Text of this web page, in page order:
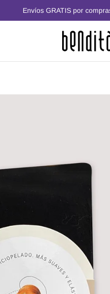
Envíos GRATIS por